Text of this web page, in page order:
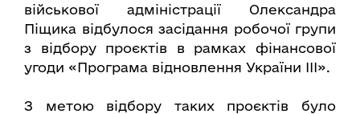
військової адміністрації Олександра
Піщика відбулося засідання робочої групи
з відбору проєктів в рамках фінансової
угоди «Програма відновлення України ІІІ».
З метою відбору таких проєктів було